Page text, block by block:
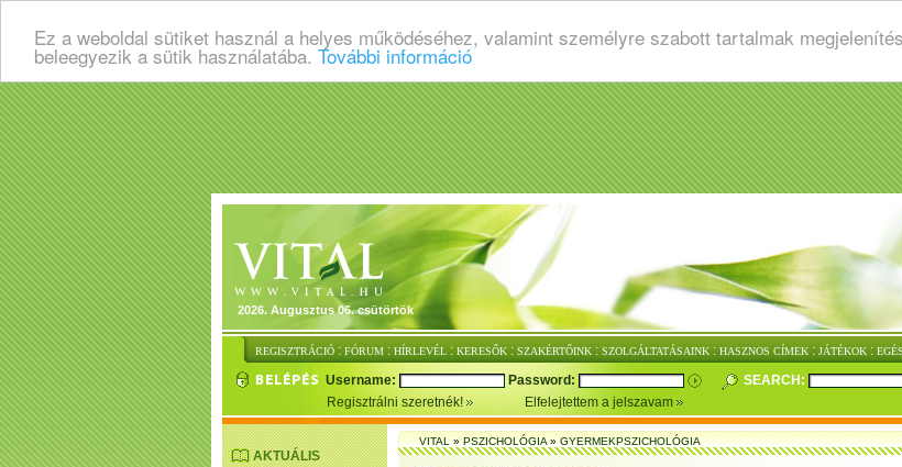
Ez a weboldal sütiket használ a helyes működéséhez, valamint személyre szabott tartalmak
beleegyezik a sütik használatába. További információ
2026. Augusztus 06. csütörtök
REGISZTRÁCIÓ : FÓRUM : HÍRLEVÉL : KERESŐK : SZAKÉRTŐINK : SZOLGÁLTATÁSAINK : HASZNOS CÍMEK : JÁTÉKOK :
Username: Password:
SEARCH:
Regisztrálni szeretnék!
Elfelejtettem a jelszavam
AKTUÁLIS
VITAL»PSZICHOLÓGIA»GYERMEKPSZICHOLÓGIA